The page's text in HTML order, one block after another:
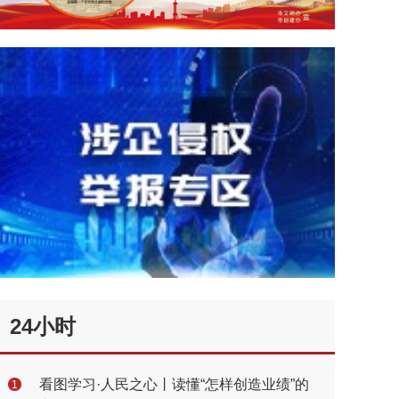
24小时
1
看图学习·人民之心丨读懂“怎样创造业绩”的